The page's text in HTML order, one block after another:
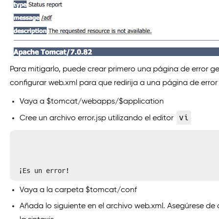
Para mitigarlo, puede crear primero una página de error
configurar web.xml para que redirija a una página de error
Vaya a $tomcat/webapps/$application
Cree un archivo error.jsp utilizando el editor vi
Vaya a la carpeta $tomcat/conf
Añada lo siguiente en el archivo web.xml. Asegúrese de